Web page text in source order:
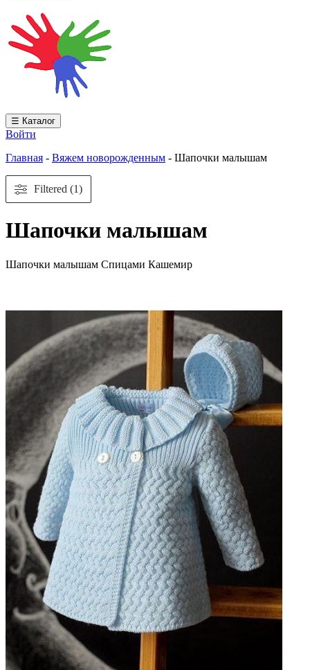
☰ Каталог
Войти
Главная - Вяжем новорожденным - Шапочки малышам
Filtered (1)
Шапочки малышам
Шапочки малышам Спицами Кашемир